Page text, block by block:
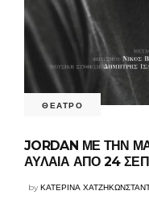
ΘΕΑΤΡΟ
JORDAN ΜΕ ΤΗΝ
ΑΥΛΑΙΑ ΑΠΟ 24
byΚΑΤΕΡΙΝΑ